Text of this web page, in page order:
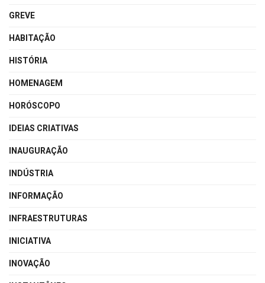
GREVE
HABITAÇÃO
HISTÓRIA
HOMENAGEM
HORÓSCOPO
IDEIAS CRIATIVAS
INAUGURAÇÃO
INDÚSTRIA
INFORMAÇÃO
INFRAESTRUTURAS
INICIATIVA
INOVAÇÃO